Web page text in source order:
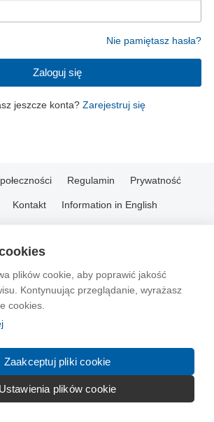
plików cookie, aby poprawić jakość
Kontynuując przeglądanie, wyrażasz
cookies.
Zaakceptuj pliki cookie
Ustawienia plików cookie
Nie pamiętasz hasła?
Zaloguj się
jeszcze konta? Zarejestruj się
Regulamin Prywatność
Kontakt Information in English